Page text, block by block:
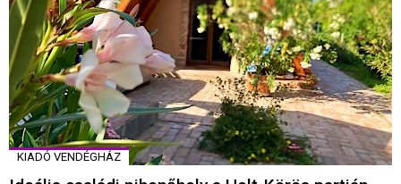
KIADÓ VENDÉGHÁZ